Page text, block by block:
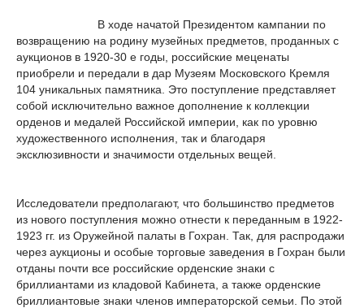
В ходе начатой Президентом кампании по
возвращению на родину музейных предметов, проданных с
аукционов в 1920-30 е годы, российские меценаты
приобрели и передали в дар Музеям Московского Кремля
104 уникальных памятника. Это поступление представляет
собой исключительно важное дополнение к коллекции
орденов и медалей Российской империи, как по уровню
художественного исполнения, так и благодаря
эксклюзивности и значимости отдельных вещей.
Исследователи предполагают, что большинство предметов
из нового поступления можно отнести к переданным в 1922-
1923 гг. из Оружейной палаты в Гохран. Так, для распродажи
через аукционы и особые торговые заведения в Гохран были
отданы почти все российские орденские знаки с
бриллиантами из кладовой Кабинета, а также орденские
бриллиантовые знаки членов императорской семьи. По этой